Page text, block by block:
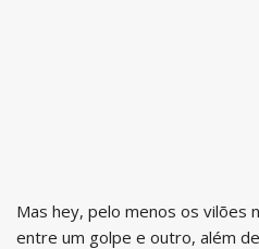
Mas hey, pelo menos os vilões
entre um golpe e outro, além